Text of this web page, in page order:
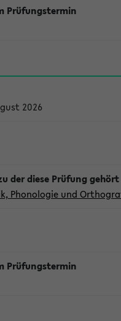
2026
Phonologie und